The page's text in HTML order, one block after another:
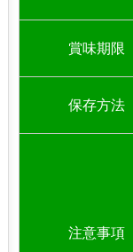
賞味期限
保存方法
注意事項